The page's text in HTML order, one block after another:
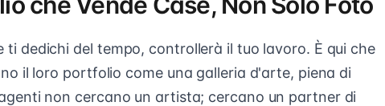
ti dedichi del tempo, controllerà il tuo lavoro. È qui che
il loro portfolio come una galleria d'arte, piena di
non cercano un artista; cercano un partner di